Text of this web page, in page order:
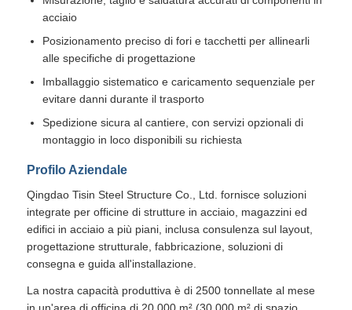
acciaio
Posizionamento preciso di fori e tacchetti per allinearli
alle specifiche di progettazione
Imballaggio sistematico e caricamento sequenziale per
evitare danni durante il trasporto
Spedizione sicura al cantiere, con servizi opzionali di
montaggio in loco disponibili su richiesta
Profilo Aziendale
Qingdao Tisin Steel Structure Co., Ltd. fornisce soluzioni
integrate per officine di strutture in acciaio, magazzini ed
edifici in acciaio a più piani, inclusa consulenza sul layout,
progettazione strutturale, fabbricazione, soluzioni di
consegna e guida all'installazione.
La nostra capacità produttiva è di 2500 tonnellate al mese